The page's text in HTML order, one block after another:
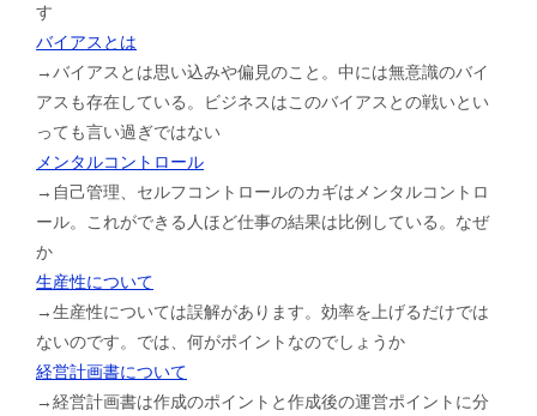
す
バイアスとは
→バイアスとは思い込みや偏見のこと。中には無意識のバイ
アスも存在している。ビジネスはこのバイアスとの戦いとい
っても言い過ぎではない
メンタルコントロール
→自己管理、セルフコントロールのカギはメンタルコントロ
ール。これができる人ほど仕事の結果は比例している。なぜ
か
生産性について
→生産性については誤解があります。効率を上げるだけでは
ないのです。では、何がポイントなのでしょうか
経営計画書について
→経営計画書は作成のポイントと作成後の運営ポイントに分